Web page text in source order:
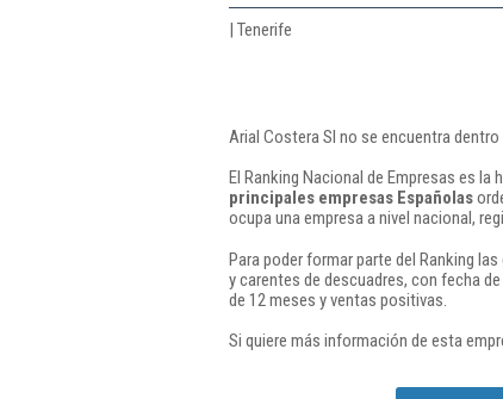
| Tenerife
Arial Costera Sl no se encuentra
El Ranking Nacional de Empresas es
principales empresas Españolas
ocupa una empresa a nivel nacional,
Para poder formar parte del Ranking
y carentes de descuadres, con fecha
de 12 meses y ventas positivas.
Si quiere más información de esta